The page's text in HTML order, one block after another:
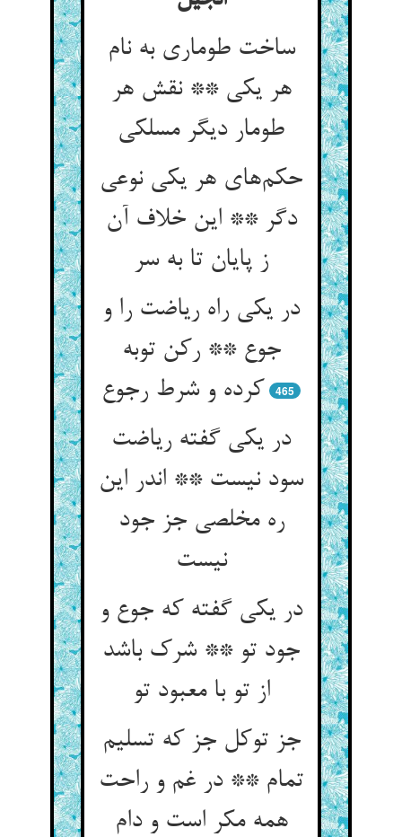
ساخت طوماری به نام
هر یکی ** نقش هر
حکم‌‌های هر یکی نوعی
دگر ** این خلاف آن
ز پایان تا به سر
در یکی راه ریاضت را و
جوع ** رکن توبه
465
در یکی گفته ریاضت
سود نیست ** اندر این
ره مخلصی جز جود
نیست‌‌
در یکی گفته که جوع و
جود تو ** شرک باشد
از تو با معبود تو
جز توکل جز که تسلیم
تمام ** در غم و راحت
همه مکر است و دام‌‌